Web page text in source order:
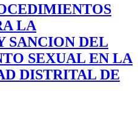
LA
SANCION DEL
SEXUAL EN LA
DISTRITAL DE